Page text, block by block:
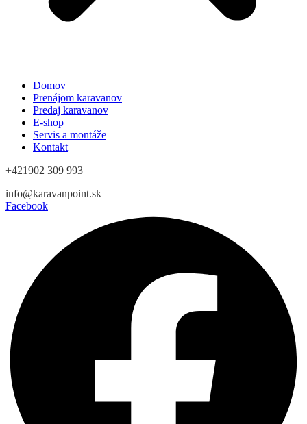
Domov
Prenájom karavanov
Predaj karavanov
E-shop
Servis a montáže
Kontakt
+421902 309 993
info@karavanpoint.sk
Facebook